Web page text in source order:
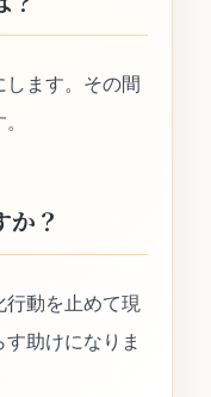
ます。その間
か？
行動を止めて現
助けになりま